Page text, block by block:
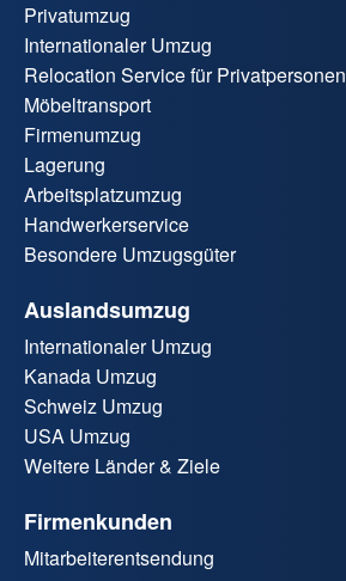
Privatumzug
Internationaler Umzug
Relocation Service für Privatpersonen
Möbeltransport
Firmenumzug
Lagerung
Arbeitsplatzumzug
Handwerkerservice
Besondere Umzugsgüter
Auslandsumzug
Internationaler Umzug
Kanada Umzug
Schweiz Umzug
USA Umzug
Weitere Länder & Ziele
Firmenkunden
Mitarbeiterentsendung